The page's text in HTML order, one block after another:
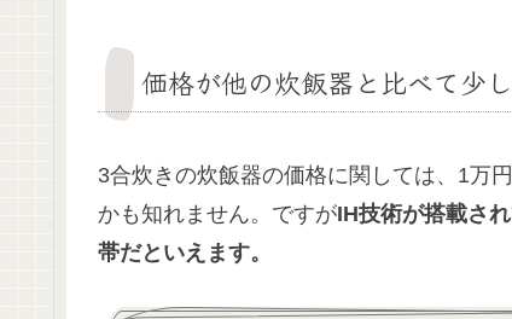
価格が他の炊飯器と比べて少
3合炊きの炊飯器の価格に関しては、1万
かも知れません。ですがIH技術が搭載さ
帯だといえます。